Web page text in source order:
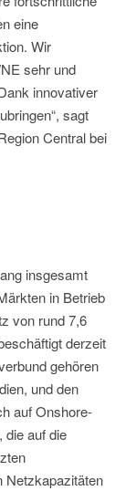
eine
Wir
sehr und
innovativer
sagt
Central bei
insgesamt
in Betrieb
von rund 7,6
derzeit
gehören
und den
auf Onshore-
die auf die
Netzkapazitäten